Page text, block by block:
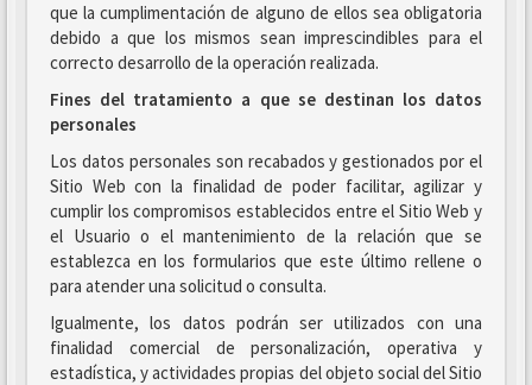
que la cumplimentación de alguno de ellos sea obligatoria
debido a que los mismos sean imprescindibles para el
correcto desarrollo de la operación realizada.
Fines del tratamiento a que se destinan los datos
personales
Los datos personales son recabados y gestionados por el
Sitio Web con la finalidad de poder facilitar, agilizar y
cumplir los compromisos establecidos entre el Sitio Web y
el Usuario o el mantenimiento de la relación que se
establezca en los formularios que este último rellene o
para atender una solicitud o consulta.
Igualmente, los datos podrán ser utilizados con una
finalidad comercial de personalización, operativa y
estadística, y actividades propias del objeto social del Sitio